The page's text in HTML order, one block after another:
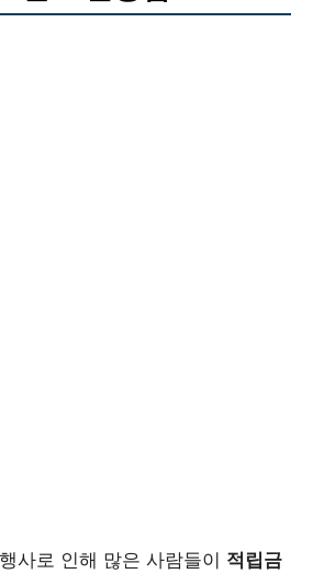
사로 인해 많은 사람들이 적립금